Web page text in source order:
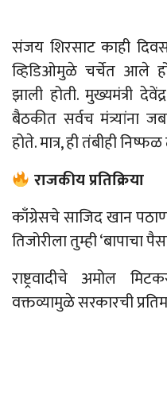
संजय शिरसाट काही
व्हिडिओमुळे चर्चेत आले
झाली होती. मुख्यमंत्री
बैठकीत सर्वच मंत्र्यांना
होते. मात्र, ही तंबीही
राजकीय प्रतिक्रिया
काँग्रेसचेसाजिदखान
तिजोरीला तुम्ही ‘बापाचा
राष्ट्रवादीचे अमोल
वक्तव्यामुळे सरकारची